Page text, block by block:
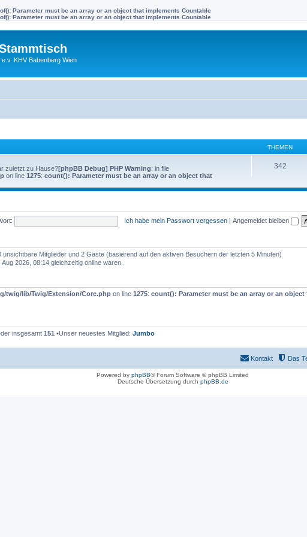
Parameter must be an array or an object that implements Countable
Parameter must be an array or an object that implements Countable
KHV Babenberg Wien
THEMEN
zuletzt zu Hause?[phpBB Debug] PHP Warning: in file
on line 1275: count(): Parameter must be an array or an object that
342
Ich habe mein Passwort vergessen | Angemeldet bleiben
unsichtbare Mitglieder und 2 Gäste (basierend auf den aktiven Besuchern der letzten 5 Minuten)
2026, 08:14 gleichzeitig online waren.
twig/lib/Twig/Extension/Core.php on line 1275: count(): Parameter must be an array or an
insgesamt 151 •Unser neuestes Mitglied: Jumbo
Das
Kontakt
Powered by phpBB® Forum Software © phpBB Limited
Deutsche Übersetzung durch phpBB.de